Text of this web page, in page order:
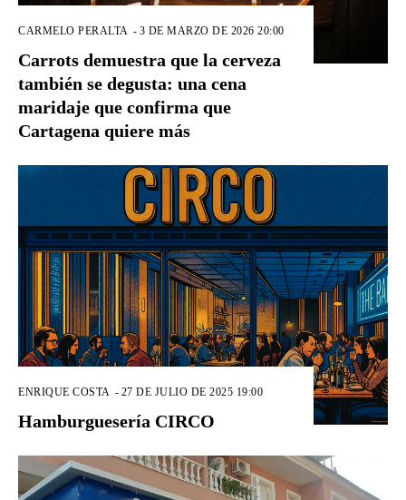
CARMELO PERALTA - 3 DE MARZO DE 2026 20:00
Carrots demuestra que la cerveza
también se degusta: una cena
maridaje que confirma que
Cartagena quiere más
ENRIQUE COSTA - 27 DE JULIO DE 2025 19:00
Hamburguesería CIRCO